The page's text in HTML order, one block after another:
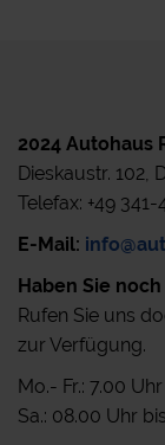
2024 Autohaus
Dieskaustr. 102,
Telefax: +49
E-Mail:
Haben Sie noch
Rufen Sie uns
zur Verfügung.
Mo.- Fr.: 7.00
Sa.: 08.00 Uhr